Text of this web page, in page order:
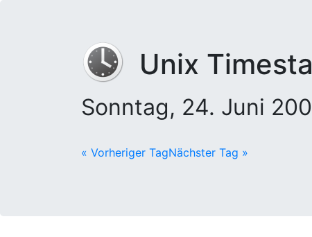
Unix
Sonntag, 24. Juni
« Vorheriger TagNächster Tag »